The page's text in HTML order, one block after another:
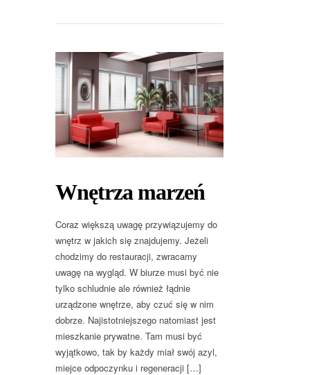
Wnętrza marzeń
Coraz większą uwagę przywiązujemy do
wnętrz w jakich się znajdujemy. Jeżeli
chodzimy do restauracji, zwracamy
uwagę na wygląd. W biurze musi być nie
tylko schludnie ale również łądnie
urządzone wnętrze, aby czuć się w nim
dobrze. Najistotniejszego natomiast jest
mieszkanie prywatne. Tam musi być
wyjątkowo, tak by każdy miał swój azyl,
miejce odpoczynku i regeneracji […]